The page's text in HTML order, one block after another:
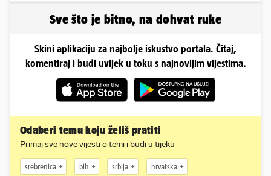
Sve što je bitno, na dohvat ruke
Skini aplikaciju za najbolje iskustvo portala. Čitaj,
komentiraj i budi uvijek u toku s najnovijim vijestima.
Odaberi temu koju želiš pratiti
Primaj sve nove vijesti o temi i budi u tijeku
srebrenica bih srbija hrvatska